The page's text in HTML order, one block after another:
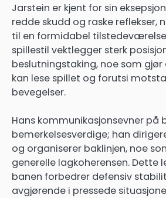
Jarstein er kjent for sin
redde skudd og raske reflekser,
til en formidabel tilstedeværelse
spillestil vektlegger sterk
beslutningstaking, noe som
kan lese spillet og forutsi
bevegelser.
Hans kommunikasjonsevner på
bemerkelsesverdige; han
og organiserer baklinjen, noe
generelle lagkoherensen. Dette
banen forbedrer defensiv
avgjørende i pressede